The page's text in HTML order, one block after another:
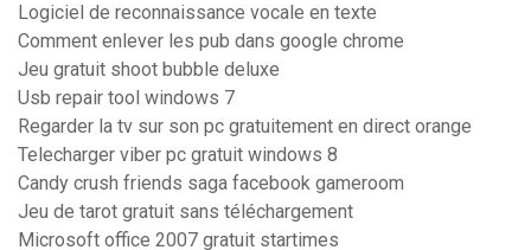
Logiciel de reconnaissance vocale en texte
Comment enlever les pub dans google chrome
Jeu gratuit shoot bubble deluxe
Usb repair tool windows 7
Regarder la tv sur son pc gratuitement en direct orange
Telecharger viber pc gratuit windows 8
Candy crush friends saga facebook gameroom
Jeu de tarot gratuit sans téléchargement
Microsoft office 2007 gratuit startimes